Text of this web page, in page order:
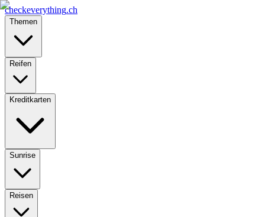
checkeverything.ch
Themen
Reifen
Kreditkarten
Sunrise
Reisen